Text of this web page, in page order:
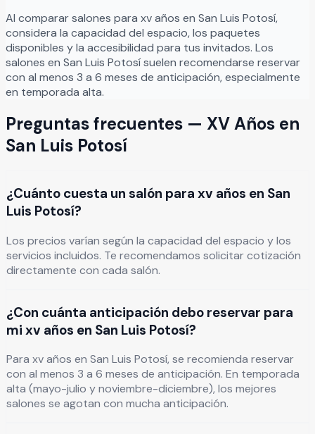
Al comparar salones para xv años en San Luis Potosí,
considera la capacidad del espacio, los paquetes
disponibles y la accesibilidad para tus invitados. Los
salones en San Luis Potosísuelen recomendarse reservar
con al menos 3 a 6 meses de anticipación, especialmente
en temporada alta.
Preguntas frecuentes — XV Años en
San Luis Potosí
¿Cuánto cuesta un salón para xv años en San
Luis Potosí?
Los precios varían según la capacidad del espacio y los
servicios incluidos. Te recomendamos solicitar cotización
directamente con cada salón.
¿Con cuánta anticipación debo reservar para
mi xv años en San Luis Potosí?
Para xv años en San Luis Potosí, se recomienda reservar
con al menos 3 a 6 meses de anticipación. En temporada
alta (mayo-julio y noviembre-diciembre), los mejores
salones se agotan con mucha anticipación.